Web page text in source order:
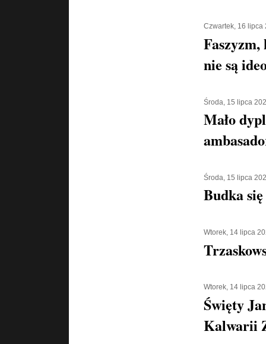
Czwartek, 16 lipca
nie są
Środa, 15 lipca
Mało
Środa, 15 lipca
Budka
Wtorek, 14 lipca
Wtorek, 14 lipca
Święty
Kalwarii